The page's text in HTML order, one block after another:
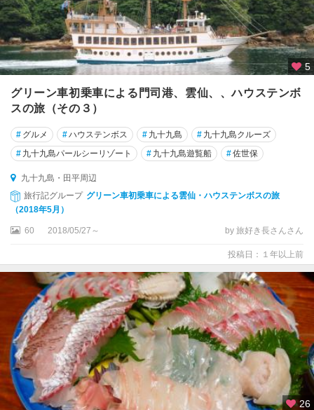
辺
松
浦
原
・
雲
仙
・
浜
五
島
・
・
壱
岐
5
グリーン車初乗車による門司港、雲仙、、ハウステンボ
スの旅（その３）
# グルメ #ハウステンボス # 九十九島 # 九十九島クルーズ
# 九十九島パールシーリゾート # 九十九島遊覧船 #佐世保
九十九島・田平周辺
旅行記グループ グリーン車初乗車による雲仙・ハウステンボスの旅
（2018年5月）
60 2018/05/27～ by 旅好き長さんさん
投稿日：１年以上前
26